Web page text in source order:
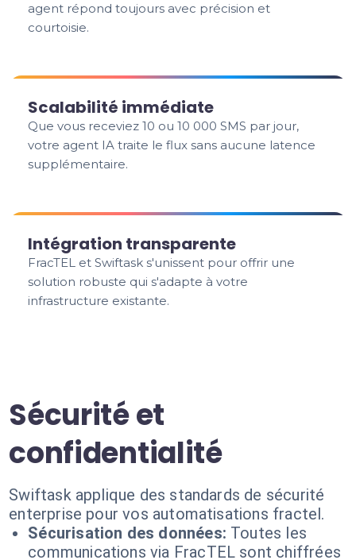
agent répond toujours avec précision et
courtoisie.
Scalabilité immédiate
Que vous receviez 10 ou 10 000 SMS par jour,
votre agent IA traite le flux sans aucune latence
supplémentaire.
Intégration transparente
FracTEL et Swiftask s'unissent pour offrir une
solution robuste qui s'adapte à votre
infrastructure existante.
Sécurité et
confidentialité
Swiftask applique des standards de sécurité
enterprise pour vos automatisations fractel.
Sécurisation des données: Toutes les
communications via FracTEL sont chiffrées